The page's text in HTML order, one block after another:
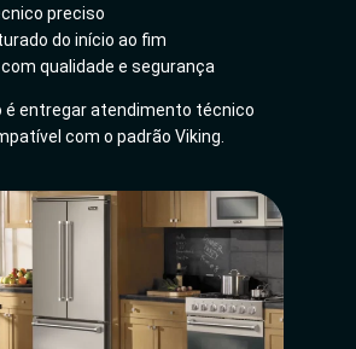
preciso
do início ao fim
qualidade e segurança
é entregar atendimento técnico
com o padrão Viking.